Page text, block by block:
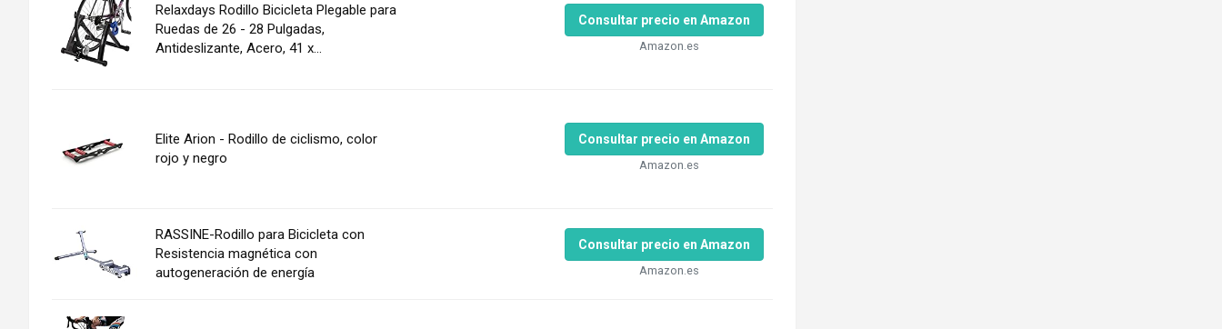
Relaxdays Rodillo Bicicleta Plegable para
Ruedas de 26 - 28 Pulgadas,
Antideslizante, Acero, 41 x...
Consultar precio en Amazon
Amazon.es
Elite Arion - Rodillo de ciclismo, color
rojo y negro
Consultar precio en Amazon
Amazon.es
RASSINE-Rodillo para Bicicleta con
Resistencia magnética con
autogeneración de energía
Consultar precio en Amazon
Amazon.es